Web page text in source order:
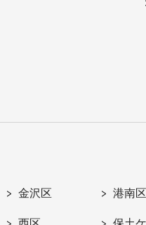
金沢区 港南区